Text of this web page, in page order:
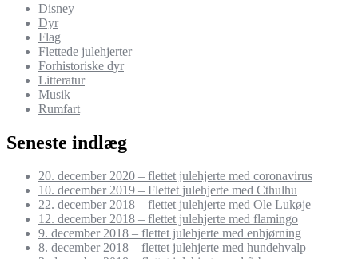
Disney
Dyr
Flag
Flettede julehjerter
Forhistoriske dyr
Litteratur
Musik
Rumfart
Seneste indlæg
20. december 2020 – flettet julehjerte med coronavirus
10. december 2019 – Flettet julehjerte med Cthulhu
22. december 2018 – flettet julehjerte med Ole Lukøje
12. december 2018 – flettet julehjerte med flamingo
9. december 2018 – flettet julehjerte med enhjørning
8. december 2018 – flettet julehjerte med hundehvalp